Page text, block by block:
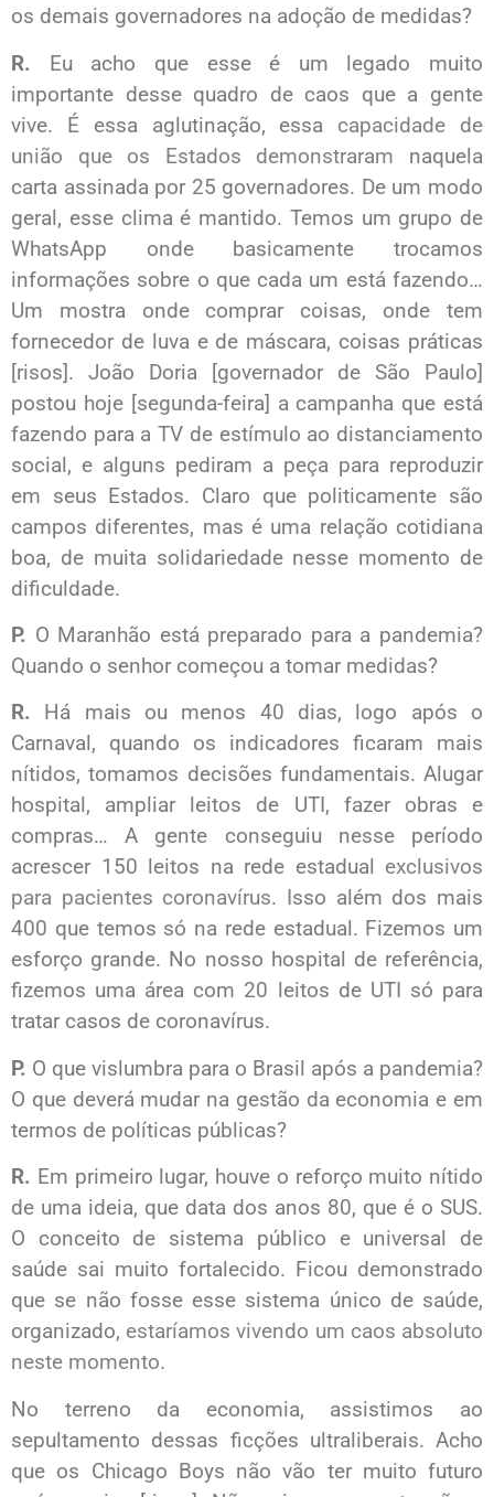
os demais governadores na adoção de medidas?
R. Eu acho que esse é um legado muito
importante desse quadro de caos que a gente
vive. É essa aglutinação, essa capacidade de
união que os Estados demonstraram naquela
carta assinada por 25 governadores. De um modo
geral, esse clima é mantido. Temos um grupo de
WhatsApp onde basicamente trocamos
informações sobre o que cada um está fazendo…
Um mostra onde comprar coisas, onde tem
fornecedor de luva e de máscara, coisas práticas
[risos]. João Doria [governador de São Paulo]
postou hoje [segunda-feira] a campanha que está
fazendo para a TV de estímulo ao distanciamento
social, e alguns pediram a peça para reproduzir
em seus Estados. Claro que politicamente são
campos diferentes, mas é uma relação cotidiana
boa, de muita solidariedade nesse momento de
dificuldade.
P. O Maranhão está preparado para a pandemia?
Quando o senhor começou a tomar medidas?
R. Há mais ou menos 40 dias, logo após o
Carnaval, quando os indicadores ficaram mais
nítidos, tomamos decisões fundamentais. Alugar
hospital, ampliar leitos de UTI, fazer obras e
compras… A gente conseguiu nesse período
acrescer 150 leitos na rede estadual exclusivos
para pacientes coronavírus. Isso além dos mais
400 que temos só na rede estadual. Fizemos um
esforço grande. No nosso hospital de referência,
fizemos uma área com 20 leitos de UTI só para
tratar casos de coronavírus.
P. O que vislumbra para o Brasil após a pandemia?
O que deverá mudar na gestão da economia e em
termos de políticas públicas?
R. Em primeiro lugar, houve o reforço muito nítido
de uma ideia, que data dos anos 80, que é o SUS.
O conceito de sistema público e universal de
saúde sai muito fortalecido. Ficou demonstrado
que se não fosse esse sistema único de saúde,
organizado, estaríamos vivendo um caos absoluto
neste momento.
No terreno da economia, assistimos ao
sepultamento dessas ficções ultraliberais. Acho
que os Chicago Boys não vão ter muito futuro